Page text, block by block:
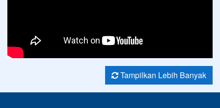
Tampilkan Lebih Banyak